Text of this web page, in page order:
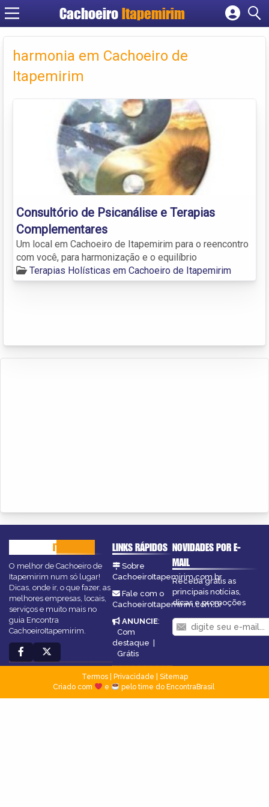
Cachoeiro Itapemirim
Cadastrar empresa
Criar conta
harmonia em Cachoeiro de
Itapemirim
Consultório de Psicanálise e Terapias
Complementares
Um local em Cachoeiro de Itapemirim para o reencontro
com você, para harmonização e o equilíbrio
Terapias Holísticas em Cachoeiro de Itapemirim
ITAPEMIRIM
O melhor de Cachoeiro de
Itapemirim num só lugar!
Dicas, onde ir, o que fazer, as
melhores empresas, locais,
serviços e muito mais no
guia Encontra
CachoeiroItapemirim.
LINKS RÁPIDOS
Sobre
CachoeiroItapemirim.com.br
Fale com o
CachoeiroItapemirim.com.br
ANUNCIE:
Com
destaque |
Grátis
NOVIDADES POR E-
MAIL
Receba grátis as
principais notícias,
dicas e promoções
Termos| Privacidade
Sitemap
Criado com
e pelo time do EncontraBrasil